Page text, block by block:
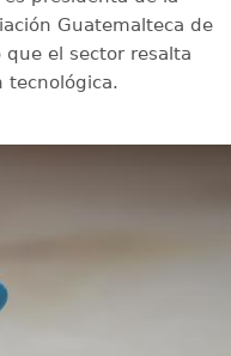
Guatemalteca de
el sector resalta
tecnológica.